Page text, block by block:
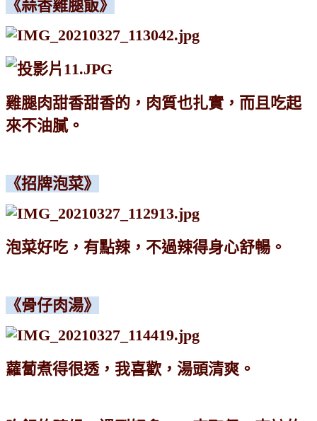
《蒜香雞腿飯》
雞腿肉甜香甜香的，肉質也扎實，而且吃起
來不油膩。
《招牌泡菜》
泡菜好吃，有點辣，不過辣得身心舒暢。
《骨仔肉湯》
蘿蔔煮得很透，我喜歡，湯頭清爽。